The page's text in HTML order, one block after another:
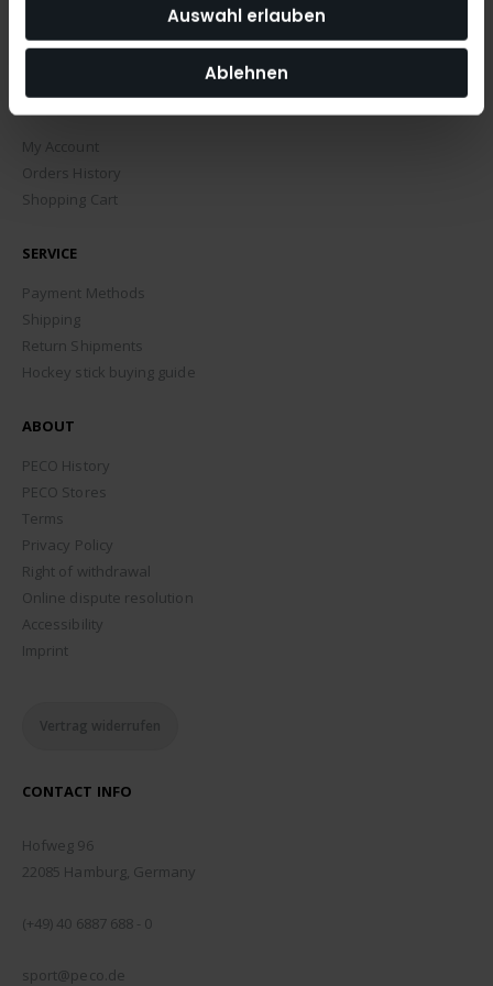
Auswahl erlauben
Ablehnen
My Account
Orders History
Shopping Cart
SERVICE
Payment Methods
Shipping
Return Shipments
Hockey stick buying guide
ABOUT
PECO History
PECO Stores
Terms
Privacy Policy
Right of withdrawal
Online dispute resolution
Accessibility
Imprint
Vertrag widerrufen
CONTACT INFO
Hofweg 96
22085 Hamburg, Germany
(+49) 40 6887 688 - 0
sport@peco.de